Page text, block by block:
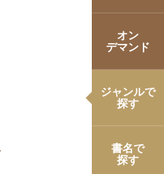
オン
デマンド
ジャンルで
探す
書名で
探す